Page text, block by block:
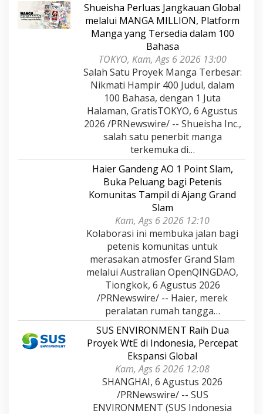
Shueisha Perluas Jangkauan Global
melalui MANGA MILLION, Platform
Manga yang Tersedia dalam 100
Bahasa
TOKYO, Kam, Ags 6 2026 13:00
Salah Satu Proyek Manga Terbesar:
Nikmati Hampir 400 Judul, dalam
100 Bahasa, dengan 1 Juta
Halaman, GratisTOKYO, 6 Agustus
2026 /PRNewswire/ -- Shueisha Inc.,
salah satu penerbit manga
terkemuka di…
Haier Gandeng AO 1 Point Slam,
Buka Peluang bagi Petenis
Komunitas Tampil di Ajang Grand
Slam
Kam, Ags 6 2026 12:10
Kolaborasi ini membuka jalan bagi
petenis komunitas untuk
merasakan atmosfer Grand Slam
melalui Australian OpenQINGDAO,
Tiongkok, 6 Agustus 2026
/PRNewswire/ -- Haier, merek
peralatan rumah tangga…
SUS ENVIRONMENT Raih Dua
Proyek WtE di Indonesia, Percepat
Ekspansi Global
Kam, Ags 6 2026 12:08
SHANGHAI, 6 Agustus 2026
/PRNewswire/ -- SUS
ENVIRONMENT (SUS Indonesia